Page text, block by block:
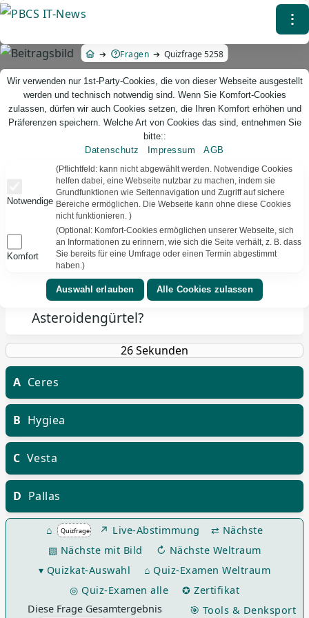
Direkt
Inhalt
⁝
Fragen Quizfrage 5258
PBCS IT-News – IT. Web. Einfach. Webdesign, Analyse & Beratung
Quizfrage 5258
Bereit TEXT VORLESEN
▾ Weltraum ⚑
Was ist das größte Objekt im
Asteroidengürtel?
A Ceres
B Hygiea
C Vesta
D Pallas
⌂ ↗ Live-Abstimmung
⇄ Nächste
▧ Nächste mit Bild
↻ Nächste Weltraum
▾ Quizkat-Auswahl
⌂ Quiz-Examen Weltraum
◎ Quiz-Examen alle
✪ Zertifikat
🎯 Tools & Denksport
Diese Frage Gesamtergebnis
Wir verwenden nur 1st-Party-Cookies, die von dieser Webseite ausgestellt
werden und technisch notwendig sind. Wenn Sie Komfort-Cookies
zulassen, dürfen wir auch Cookies setzen, die Ihren Komfort erhöhen und
Präferenzen speichern. Welche Art von Cookies das sind, entnehmen Sie
bitte::
Datenschutz
Impressum AGB
Notwendige
(Pflichtfeld: kann nicht abgewählt werden. Notwendige Cookies
helfen dabei, eine Webseite nutzbar zu machen, indem sie
Grundfunktionen wie Seitennavigation und Zugriff auf sichere
Bereiche ermöglichen. Die Webseite kann ohne diese Cookies
nicht funktionieren. )
Komfort
(Optional: Komfort-Cookies ermöglichen unserer Webseite, sich
an Informationen zu erinnern, wie sich die Seite verhält, z. B. dass
Sie bereits für eine Umfrage oder einen Termin abgestimmt
haben.)